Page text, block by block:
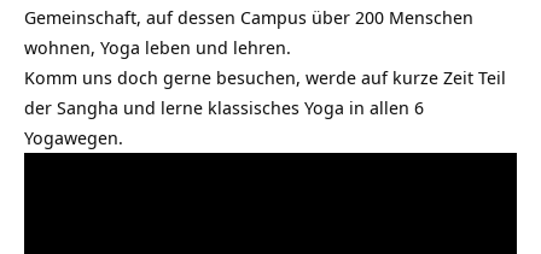
Gemeinschaft, auf dessen Campus über 200 Menschen
wohnen, Yoga leben und lehren.
Komm uns doch gerne besuchen, werde auf kurze Zeit Teil
der Sangha und lerne klassisches Yoga in allen 6
Yogawegen.